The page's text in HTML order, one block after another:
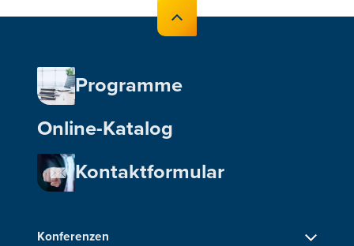
Programme
Online-Katalog
Kontaktformular
Konferenzen